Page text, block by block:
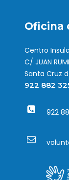
Oficina
Centro
C/ JUAN
Santa Cruz
922 882
922